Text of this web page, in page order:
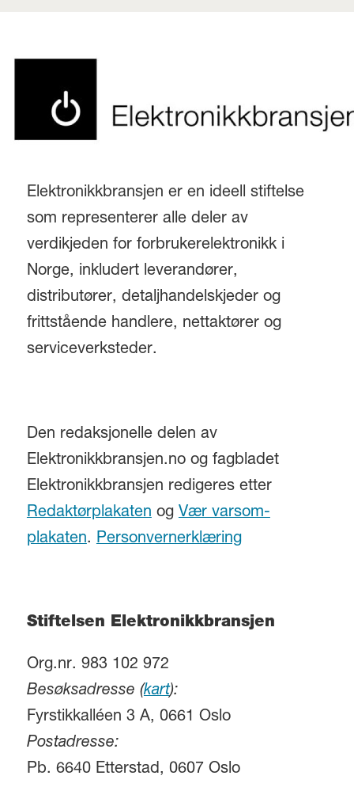
Elektronikkbransjen er en ideell stiftelse
som representerer alle deler av
verdikjeden for forbrukerelektronikk i
Norge, inkludert leverandører,
distributører, detaljhandelskjeder og
frittstående handlere, nettaktører og
serviceverksteder.
Den redaksjonelle delen av
Elektronikkbransjen.no og fagbladet
Elektronikkbransjen redigeres etter
Redaktørplakaten og Vær varsom-
plakaten. Personvernerklæring
Stiftelsen Elektronikkbransjen
Org.nr. 983 102 972
Besøksadresse (kart):
Fyrstikkalléen 3 A, 0661 Oslo
Postadresse:
Pb. 6640 Etterstad, 0607 Oslo